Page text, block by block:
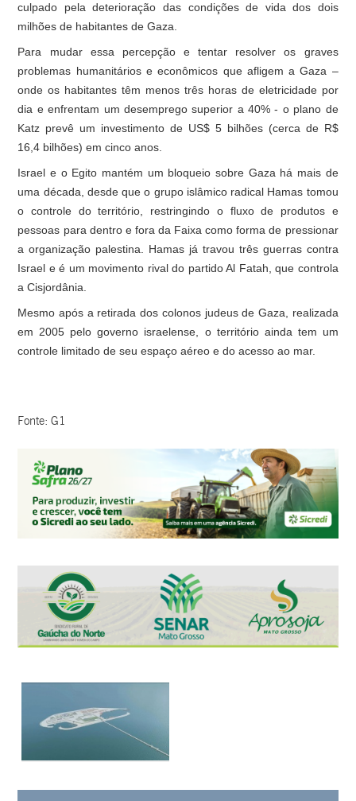
culpado pela deterioração das condições de vida dos dois
milhões de habitantes de Gaza.
Para mudar essa percepção e tentar resolver os graves
problemas humanitários e econômicos que afligem a Gaza –
onde os habitantes têm menos três horas de eletricidade por
dia e enfrentam um desemprego superior a 40% - o plano de
Katz prevê um investimento de US$ 5 bilhões (cerca de R$
16,4 bilhões) em cinco anos.
Israel e o Egito mantém um bloqueio sobre Gaza há mais de
uma década, desde que o grupo islâmico radical Hamas tomou
o controle do território, restringindo o fluxo de produtos e
pessoas para dentro e fora da Faixa como forma de pressionar
a organização palestina. Hamas já travou três guerras contra
Israel e é um movimento rival do partido Al Fatah, que controla
a Cisjordânia.
Mesmo após a retirada dos colonos judeus de Gaza, realizada
em 2005 pelo governo israelense, o território ainda tem um
controle limitado de seu espaço aéreo e do acesso ao mar.
Fonte: G1